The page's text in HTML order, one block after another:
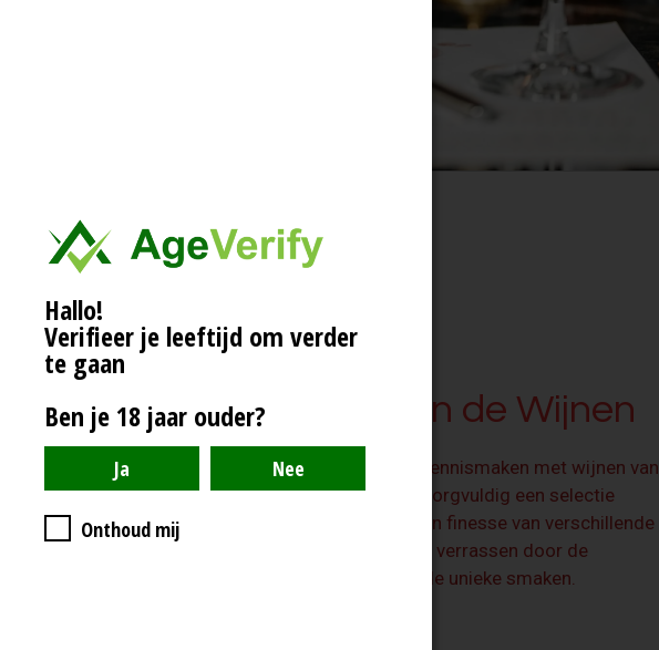
De Klasse van de Wijnen
Tijdens de proeverij zult u kennismaken met wijnen van
hoge kwaliteit. We hebben zorgvuldig een selectie
gemaakt die de diversiteit en finesse van verschillende
wijnstreken laat zien. Laat u verrassen door de
complexiteit en geniet van de unieke smaken.
Hallo!
Verifieer je leeftijd om verder
te gaan
Ben je 18 jaar ouder?
Onthoud mij